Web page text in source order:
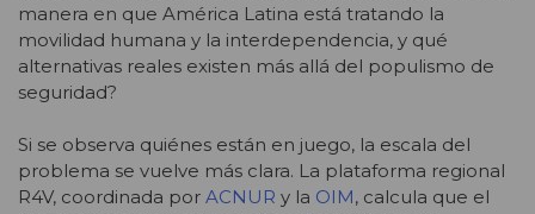
manera en que América Latina está tratando la
movilidad humana y la interdependencia, y qué
alternativas reales existen más allá del populismo de
seguridad?
Si se observa quiénes están en juego, la escala del
problema se vuelve más clara. La plataforma regional
R4V, coordinada por ACNUR y la OIM, calcula que el